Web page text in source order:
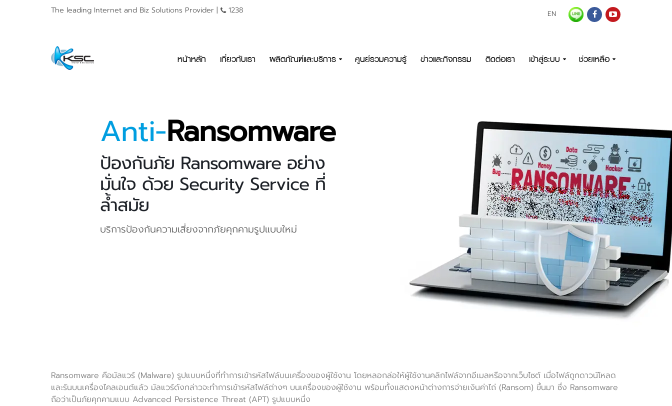
The leading Internet and Biz Solutions Provider | 1238 EN
หน้าหลัก เกี่ยวกับเรา ผลิตภัณฑ์และบริการ ศูนย์รวมความรู้ ข่าวและกิจกรรม ติดต่อเรา เข้าสู่ระบบ ช่วยเหลือ
Anti-Ransomware
ป้องกันภัย Ransomware อย่าง
มั่นใจ ด้วย Security Service ที่
ล้ำสมัย
บริการป้องกันความเสี่ยงจากภัยคุกคามรูปแบบใหม่
Ransomware คือมัลแวร์ (Malware) รูปแบบหนึ่งที่ทำการเข้ารหัสไฟล์บนเครื่องของผู้ใช้งาน โดยหลอกล่อให้ผู้ใช้งานคลิกไฟล์จากอีเมลหรือจากเว็บไซต์ เมื่อไฟล์ถูกดาวน์โหลด
และรันบนเครื่องไคลเอนต์แล้ว มัลแวร์ดังกล่าวจะทำการเข้ารหัสไฟล์ต่างๆ บนเครื่องของผู้ใช้งาน พร้อมทั้งแสดงหน้าต่างการจ่ายเงินค่าไถ่ (Ransom) ขึ้นมา ซึ่ง Ransomware
ถือว่าเป็นภัยคุกคามแบบ Advanced Persistence Threat (APT) รูปแบบหนึ่ง